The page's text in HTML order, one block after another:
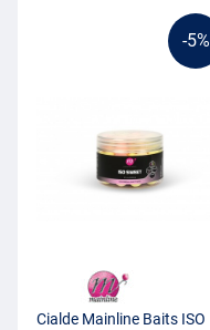
-5%
Cialde Mainline Baits ISO